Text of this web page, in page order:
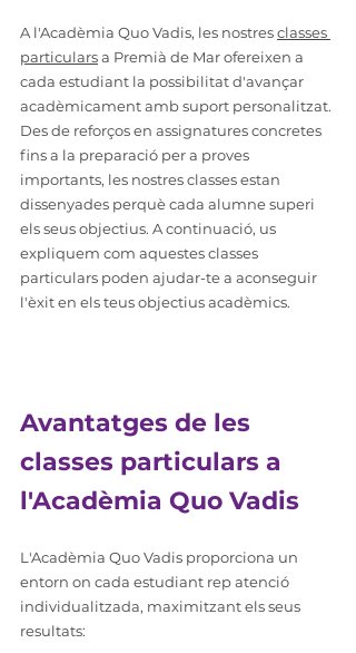
A l'Acadèmia Quo Vadis, les nostres classes
particulars a Premià de Mar ofereixen a
cada estudiant la possibilitat d'avançar
acadèmicament amb suport personalitzat.
Des de reforços en assignatures concretes
fins a la preparació per a proves
importants, les nostres classes estan
dissenyades perquè cada alumne superi
els seus objectius. A continuació, us
expliquem com aquestes classes
particulars poden ajudar-te a aconseguir
l'èxit en els teus objectius acadèmics.
Avantatges de les
classes particulars a
l'Acadèmia Quo Vadis
L'Acadèmia Quo Vadis proporciona un
entorn on cada estudiant rep atenció
individualitzada, maximitzant els seus
resultats: